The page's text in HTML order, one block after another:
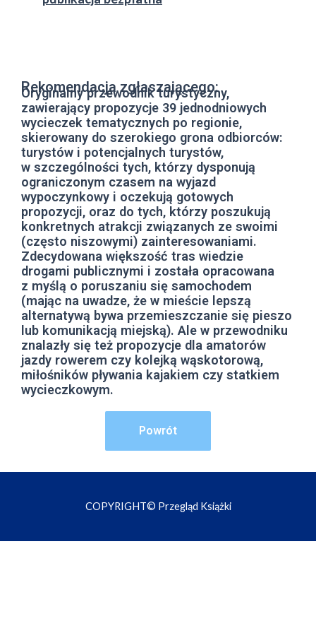
Rekomendacja zgłaszającego:
Oryginalny przewodnik turystyczny,
zawierający propozycje 39 jednodniowych
wycieczek tematycznych po regionie,
skierowany do szerokiego grona odbiorców:
turystów i potencjalnych turystów,
w szczególności tych, którzy dysponują
ograniczonym czasem na wyjazd
wypoczynkowy i oczekują gotowych
propozycji, oraz do tych, którzy poszukują
konkretnych atrakcji związanych ze swoimi
(często niszowymi) zainteresowaniami.
Zdecydowana większość tras wiedzie
drogami publicznymi i została opracowana
z myślą o poruszaniu się samochodem
(mając na uwadze, że w mieście lepszą
alternatywą bywa przemieszczanie się pieszo
lub komunikacją miejską). Ale w przewodniku
znalazły się też propozycje dla amatorów
jazdy rowerem czy kolejką wąskotorową,
miłośników pływania kajakiem czy statkiem
wycieczkowym.
Powrót
COPYRIGHT© Przegląd Książki